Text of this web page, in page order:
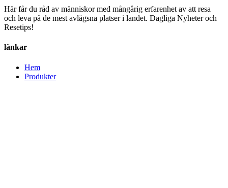
Här får du råd av människor med mångårig erfarenhet av att resa
och leva på de mest avlägsna platser i landet. Dagliga Nyheter och
Resetips!
länkar
Hem
Produkter